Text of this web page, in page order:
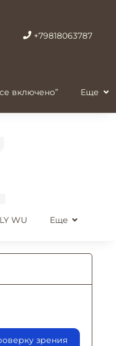
+79818063787
включено” Еще
WU Еще
зрения